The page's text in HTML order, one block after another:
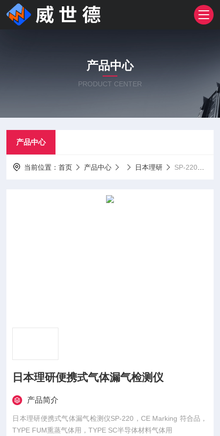
产品中心
PRODUCT CENTER
产品中心
当前位置：首页 产品中心 日本理研 SP-220日本理研便携式气体漏气检测仪
日本理研便携式气体漏气检测仪
产品简介
日本理研便携式气体漏气检测仪SP-220，CE Marking 符合品，
TYPE FUM熏蒸气体用，TYPE SC半导体材料气体用